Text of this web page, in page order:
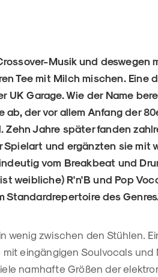
Musik und deswegen
Tee mit Milch mischen. Eine
UK Garage. Wie der Name
ab, der vor allem Anfang der
Zehn Jahre später fanden
Spielart und ergänzten sie mit
vom Breakbeat und
weibliche) R'n'B und Pop
Standardrepertoire des
wenig zwischen den Stühlen.
mit eingängigen Soulvocals
namhafte Größen der